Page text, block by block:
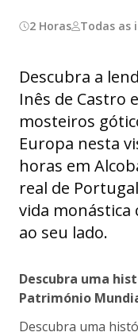
2 Horas Todas as
Descubra a
Inês de Castro
mosteiros
Europa nesta
horas em
real de
vida monástica
ao seu lado.
Descubra uma
Património
Descubra uma